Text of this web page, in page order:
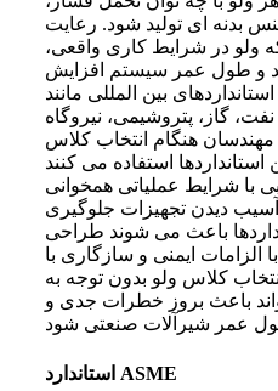
بدنه ای تولید شود. رعایت
ولو در شرایط کاری واقعی،
و طول عمر سیستم افزایش
گاز، پتروشیمی، نیروگاه
مهندسان هنگام انتخاب کلاس
استفاده می کنند
با شرایط عملیاتی همخوانی
آسیب دیدن تجهیزات جلوگیری
باعث می شوند طراحی
الزامات ایمنی و سازگاری با
کلاس ولو بدون توجه به
باعث بروز خطرات جدی و
استاندارد ASME